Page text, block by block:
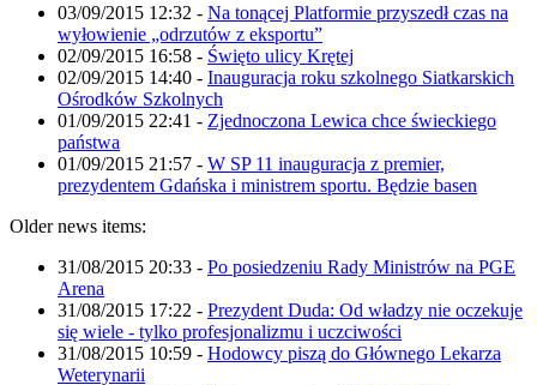
03/09/2015 12:32 - Na tonącej Platformie przyszedł czas na
wyłowienie „odrzutów z eksportu”
02/09/2015 16:58 - Święto ulicy Krętej
02/09/2015 14:40 - Inauguracja roku szkolnego Siatkarskich
Ośrodków Szkolnych
01/09/2015 22:41 - Zjednoczona Lewica chce świeckiego
państwa
01/09/2015 21:57 - W SP 11 inauguracja z premier,
prezydentem Gdańska i ministrem sportu. Będzie basen
Older news items:
31/08/2015 20:33 - Po posiedzeniu Rady Ministrów na PGE
Arena
31/08/2015 17:22 - Prezydent Duda: Od władzy nie oczekuje
się wiele - tylko profesjonalizmu i uczciwości
31/08/2015 10:59 - Hodowcy piszą do Głównego Lekarza
Weterynarii